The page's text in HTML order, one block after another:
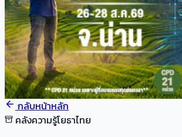
กลับหน้าหลัก
คลังความรู้โยธาไทย